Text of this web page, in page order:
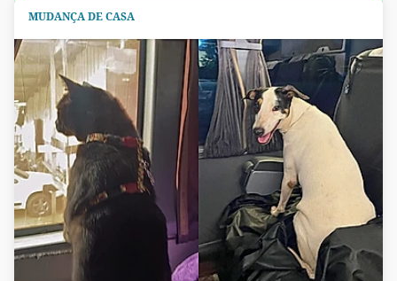
MUDANÇA DE CASA